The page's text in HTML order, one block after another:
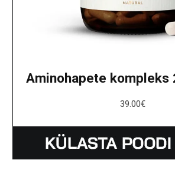
Aminohapete kompleks
39.00€